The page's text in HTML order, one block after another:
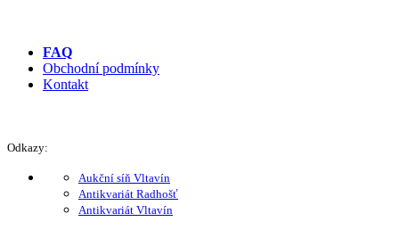
FAQ
Obchodní podmínky
Kontakt
Odkazy:
Aukční síň Vltavín
Antikvariát Radhošť
Antikvariát Vltavín